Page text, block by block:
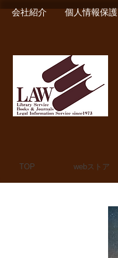
会社紹介 個人情報保護
TOP webストア